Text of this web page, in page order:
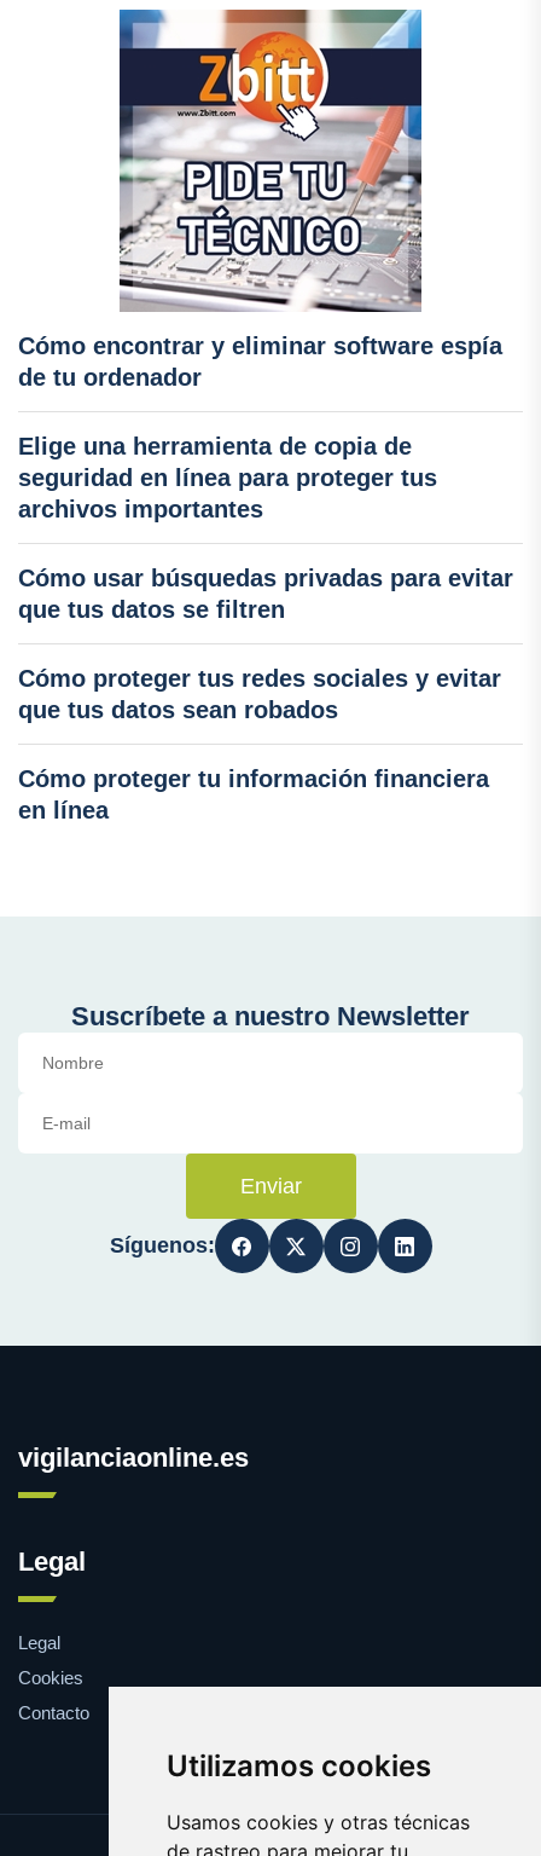
Utilizamos cookies
Usamos cookies y otras técnicas
de rastreo para mejorar tu
Cómo encontrar y eliminar software espía
de tu ordenador
Elige una herramienta de copia de
seguridad en línea para proteger tus
archivos importantes
Cómo usar búsquedas privadas para evitar
que tus datos se filtren
Cómo proteger tus redes sociales y evitar
que tus datos sean robados
Cómo proteger tu información financiera
en línea
Suscríbete a nuestro Newsletter
Enviar
Síguenos:
vigilanciaonline.es
Legal
Legal
Cookies
Contacto